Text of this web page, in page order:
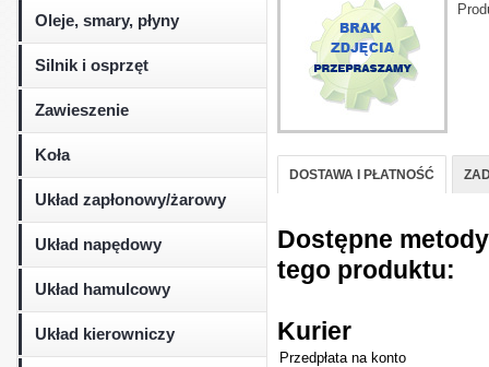
Oleje, smary, płyny
Silnik i osprzęt
Zawieszenie
Koła
Układ zapłonowy/żarowy
Układ napędowy
Układ hamulcowy
Układ kierowniczy
DOSTAWA I PŁATNOŚĆ
Dostępne
tego produktu:
Kurier
Przedpłata na konto